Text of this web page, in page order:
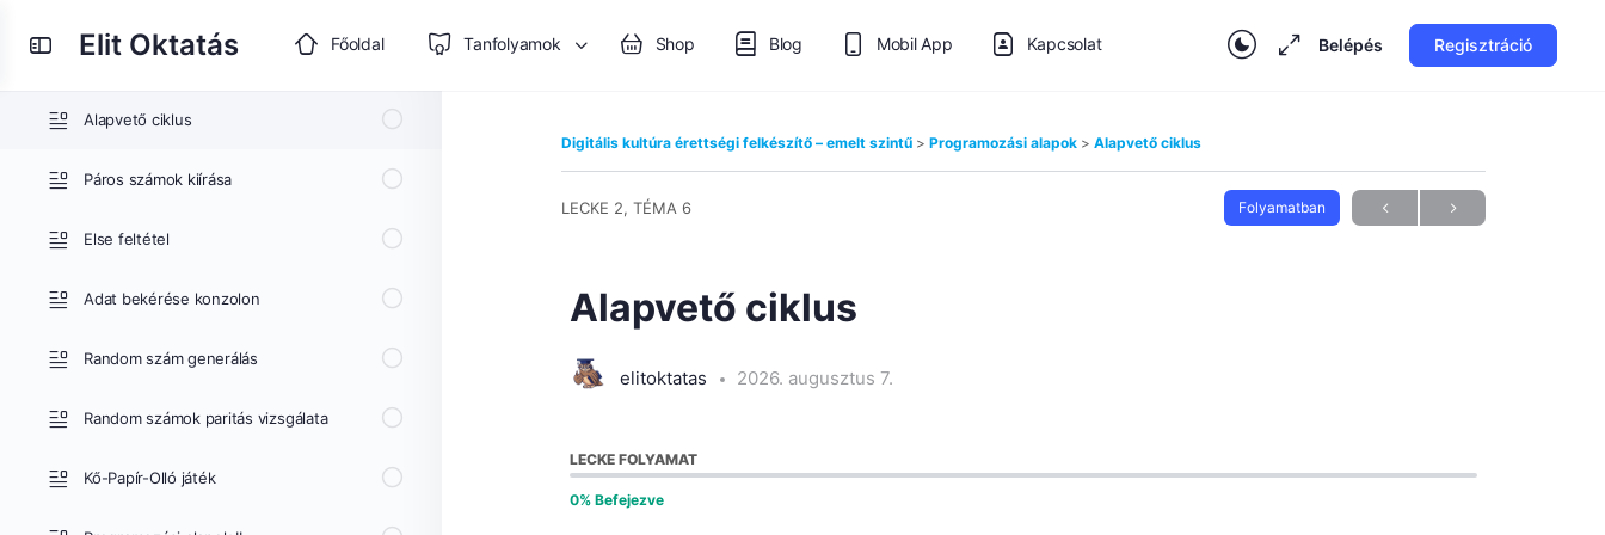
Toggle
Panel
Elit Oktatás Főoldal Tanfolyamok Shop Blog Mobil App Kapcsolat Belépés Regisztráció
Alapszintű műveletek
Alapvető ciklus
Páros számok kiírása
Else feltétel
Adat bekérése konzolon
Random szám generálás
Random számok paritás vizsgálata
Kő-Papír-Olló játék
Digitális kultúra érettségi felkészítő – emelt szintű Programozási alapok Alapvető ciklus
LECKE 2, TÉMA 6 Folyamatban
Alapvető ciklus
elitoktatas 2026. augusztus 7.
LECKE FOLYAMAT
0% Befejezve